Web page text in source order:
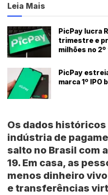
Leia Mais
PicPay lucra
trimestre e
milhões no
PicPay
marca 1º IPO
Os dados
indústria de
salto no Brasil com
19. Em casa, as
menos dinheiro
e transferências